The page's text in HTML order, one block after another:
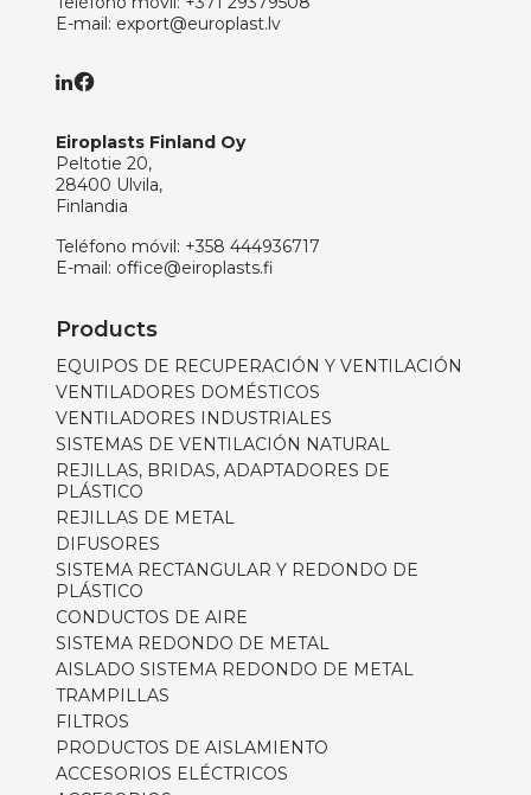
E-mail: export@europlast.lv
Eiroplasts Finland Oy
Peltotie 20,
28400 Ulvila,
Finlandia
Teléfono móvil: +358 444936717
E-mail: office@eiroplasts.fi
Products
EQUIPOS DE RECUPERACIÓN Y VENTILACIÓN
VENTILADORES DOMÉSTICOS
VENTILADORES INDUSTRIALES
SISTEMAS DE VENTILACIÓN NATURAL
REJILLAS, BRIDAS, ADAPTADORES DE
PLÁSTICO
REJILLAS DE METAL
DIFUSORES
SISTEMA RECTANGULAR Y REDONDO DE
PLÁSTICO
CONDUCTOS DE AIRE
SISTEMA REDONDO DE METAL
AISLADO SISTEMA REDONDO DE METAL
TRAMPILLAS
FILTROS
PRODUCTOS DE AISLAMIENTO
ACCESORIOS ELÉCTRICOS